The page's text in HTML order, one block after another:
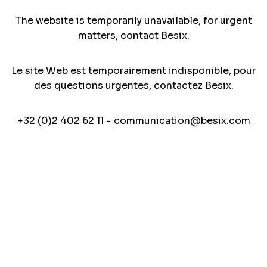
The website is temporarily unavailable, for urgent
matters, contact Besix.
Le site Web est temporairement indisponible, pour
des questions urgentes, contactez Besix.
+32 (0)2 402 62 11 - communication@besix.com